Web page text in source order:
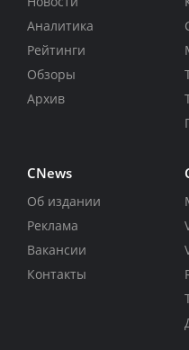
Аналитика
Рейтинги
Обзоры
Архив
CNews
Об издании
Реклама
Вакансии
Контакты